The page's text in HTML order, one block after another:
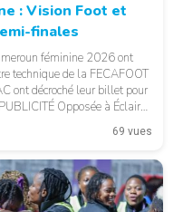
: Vision Foot et
finales
féminine 2026 ont
technique de la FECAFOOT
ont décroché leur billet pour
Opposée à Éclair
69 vues